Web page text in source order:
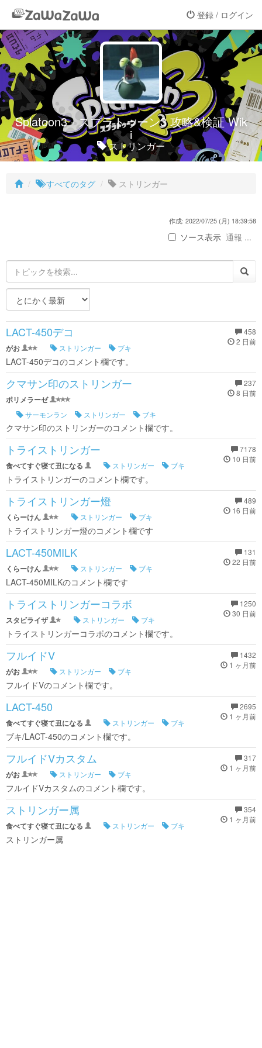
登録 / ログイン
Splatoon3 - スプラトゥーン3 攻略&検証 Wik
i
ストリンガー
すべてのタグ ストリンガー
作成: 2022/07/25 (月) 18:39:58
ソース表示 通報 ...
458
2 日前
LACT-450デコ
がお ストリンガー ブキ
LACT-450デコのコメント欄です。
237
8 日前
クマサン印のストリンガー
ポリメラーゼ
サーモンラン ストリンガー ブキ
クマサン印のストリンガーのコメント欄です。
7178
10 日前
トライストリンガー
食べてすぐ寝て丑になる ストリンガー ブキ
トライストリンガーのコメント欄です。
489
16 日前
トライストリンガー燈
くらーけん ストリンガー ブキ
トライストリンガー燈のコメント欄です
131
22 日前
LACT-450MILK
くらーけん ストリンガー ブキ
LACT-450MILKのコメント欄です
1250
30 日前
トライストリンガーコラボ
スタビライザ ストリンガー ブキ
トライストリンガーコラボのコメント欄です。
1432
1 ヶ月前
フルイドV
がお ストリンガー ブキ
フルイドVのコメント欄です。
2695
1 ヶ月前
LACT-450
食べてすぐ寝て丑になる ストリンガー ブキ
ブキ/LACT-450のコメント欄です。
317
1 ヶ月前
フルイドVカスタム
がお ストリンガー ブキ
フルイドVカスタムのコメント欄です。
354
1 ヶ月前
ストリンガー属
食べてすぐ寝て丑になる ストリンガー ブキ
ストリンガー属